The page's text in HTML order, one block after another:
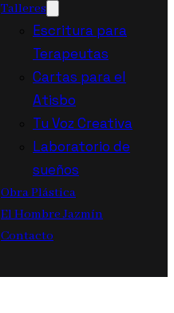
Talleres
Escritura para
Terapeutas
Cartas para el
Atisbo
Tu Voz Creativa
Laboratorio de
sueños
Obra Plástica
El Hombre Jazmín
Contacto